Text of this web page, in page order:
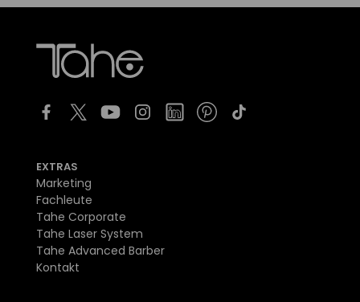
EXTRAS
Marketing
Fachleute
Tahe Corporate
Tahe Laser System
Tahe Advanced Barber
Kontakt